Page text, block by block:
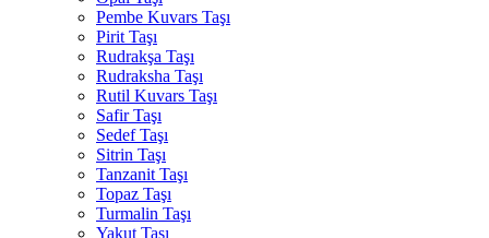
Pembe Kuvars Taşı
Pirit Taşı
Rudrakşa Taşı
Rudraksha Taşı
Rutil Kuvars Taşı
Safir Taşı
Sedef Taşı
Sitrin Taşı
Tanzanit Taşı
Topaz Taşı
Turmalin Taşı
Yakut Taşı